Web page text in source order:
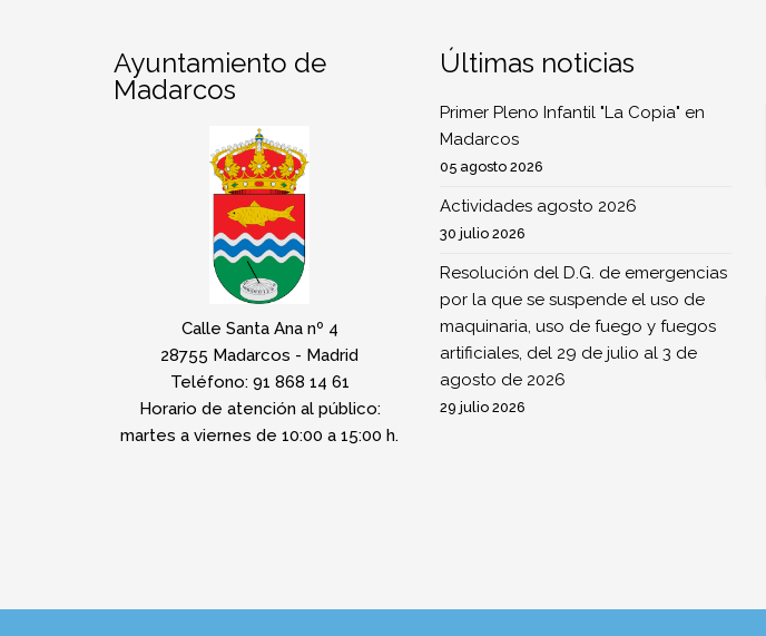
Ayuntamiento de
Madarcos
Calle Santa Ana nº 4
28755 Madarcos - Madrid
Teléfono: 91 868 14 61
Horario de atención al público:
martes a viernes de 10:00 a 15:00 h.
Últimas noticias
Primer Pleno Infantil "La Copia" en
Madarcos
05 agosto 2026
Actividades agosto 2026
30 julio 2026
Resolución del D.G. de emergencias
por la que se suspende el uso de
maquinaria, uso de fuego y fuegos
artificiales, del 29 de julio al 3 de
agosto de 2026
29 julio 2026